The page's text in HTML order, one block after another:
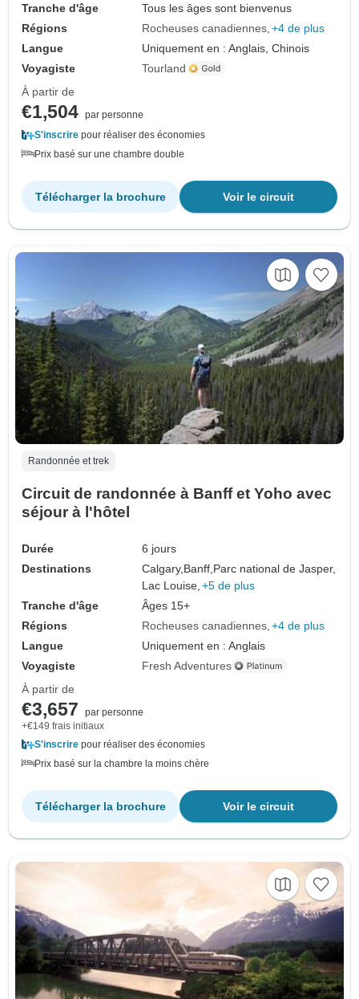
Tranche d'âge
Tous les âges sont bienvenus
Régions
Rocheuses canadiennes +4 de plus
Langue
Uniquement en : Anglais, Chinois
Voyagiste
Tourland
À partir de
€1,504 par personne
S'inscrire pour réaliser des économies
Prix basé sur une chambre double
Voir le circuit
Télécharger la brochure
Randonnée et trek
Circuit de randonnée à Banff et Yoho avec
séjour à l'hôtel
Durée
6 jours
Destinations
Calgary, Banff, Parc national de Jasper,
Lac Louise, +5 de plus
Tranche d'âge
Âges 15+
Régions
Rocheuses canadiennes +4 de plus
Langue
Uniquement en : Anglais
Voyagiste
Fresh Adventures
À partir de
€3,657
par personne
+€149 frais initiaux
S'inscrire pour réaliser des économies
Prix basé sur la chambre la moins chère
Voir le circuit
Télécharger la brochure